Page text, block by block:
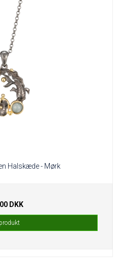
Halskæde - Mørk
DKK